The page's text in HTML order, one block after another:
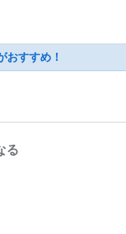
おすすめ！
る